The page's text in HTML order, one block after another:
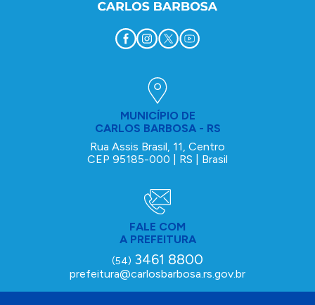
MUNICÍPIO DE
CARLOS BARBOSA - RS
Rua Assis Brasil, 11, Centro
CEP 95185-000 | RS | Brasil
FALE COM
A PREFEITURA
(54) 3461 8800
prefeitura@carlosbarbosa.rs.gov.br